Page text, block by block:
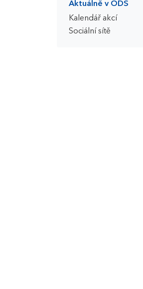
Aktuálně v ODS
Kalendář akcí
Sociální sítě